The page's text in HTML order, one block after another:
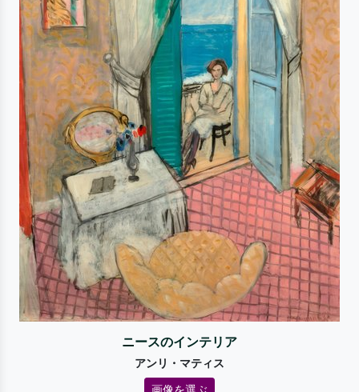
ニースのインテリア
アンリ・マティス